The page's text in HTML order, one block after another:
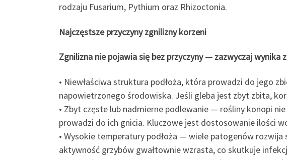
rodzaju Fusarium, Pythium oraz Rhizoctonia.
Najczęstsze przyczyny zgnilizny korzeni
Zgnilizna nie pojawia się bez przyczyny — zazwyczaj
• Niewłaściwa struktura podłoża, która prowadzi do jego
napowietrzonego środowiska. Jeśli gleba jest zbyt zbita,
• Zbyt częste lub nadmierne podlewanie — rośliny konopi
prowadzi do ich gnicia. Kluczowe jest dostosowanie ilości
• Wysokie temperatury podłoża — wiele patogenów rozwija
aktywność grzybów gwałtownie wzrasta, co skutkuje